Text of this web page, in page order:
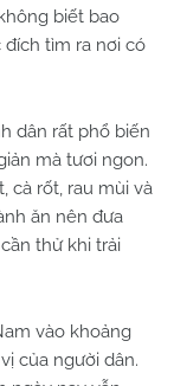
biết bao
tìm ra nơi có
dân rất phổ biến
mà tươi ngon.
cà rốt, rau mùi và
ăn nên đưa
thử khi trải
vào khoảng
của người dân.